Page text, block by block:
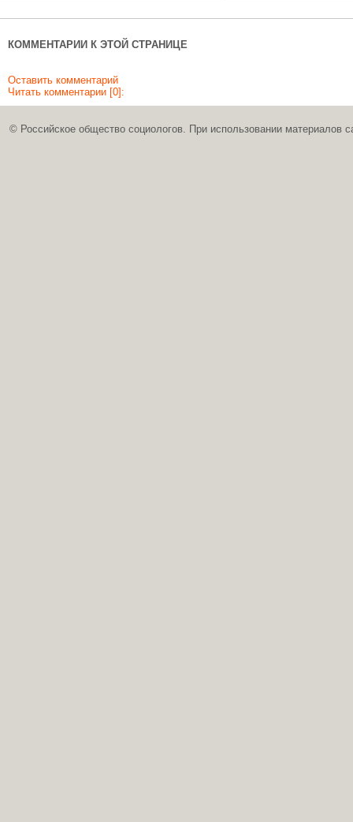
КОММЕНТАРИИ К ЭТОЙ СТРАНИЦЕ
Оставить комментарий
Читать комментарии [0]:
© Российское общество социологов. При использовании материалов